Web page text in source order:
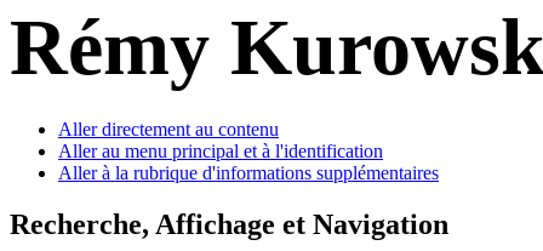
Rémy
Aller directement au contenu
Aller au menu principal et à l'identification
Aller à la rubrique d'informations supplémentaires
Recherche, Affichage et Navigation